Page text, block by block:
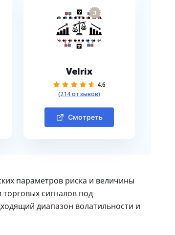
3
Velrix
4.6
(214 отзывов)
Смотреть
параметров риска и величины
сигналов под
диапазон волатильности и